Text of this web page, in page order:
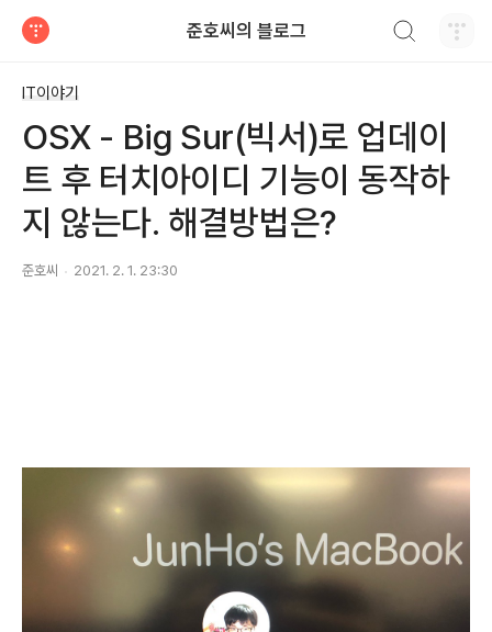
준호씨의 블로그
IT이야기
OSX - Big Sur(빅서)로 업데이
트 후 터치아이디 기능이 동작하
지 않는다. 해결방법은?
준호씨 2021. 2. 1. 23:30